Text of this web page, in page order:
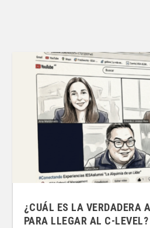
¿CUÁL ES LA VERDADERA
PARA LLEGAR AL C-LEVEL?